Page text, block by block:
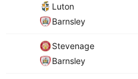
Luton
Barnsley
Stevenage
Barnsley